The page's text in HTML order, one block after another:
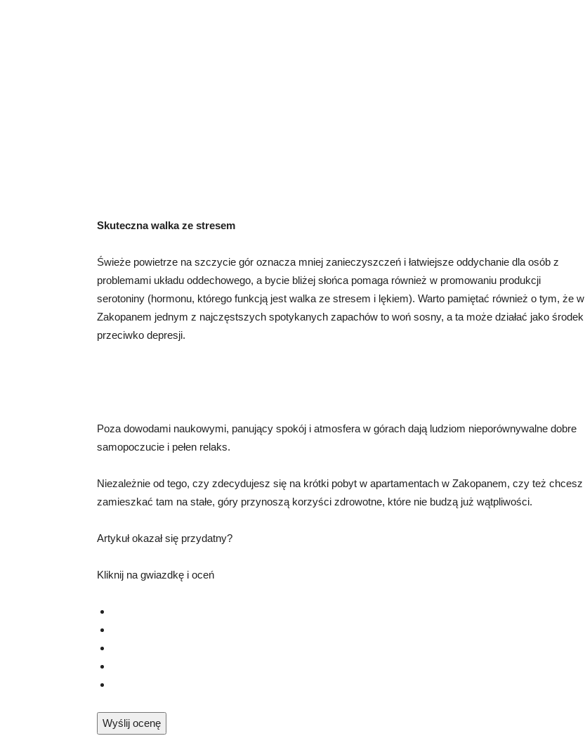
Skuteczna walka ze stresem
Świeże powietrze na szczycie gór oznacza mniej zanieczyszczeń i łatwiejsze oddychanie dla osób z
problemami układu oddechowego, a bycie bliżej słońca pomaga również w promowaniu produkcji
serotoniny (hormonu, którego funkcją jest walka ze stresem i lękiem). Warto pamiętać również o tym, że w
Zakopanem jednym z najczęstszych spotykanych zapachów to woń sosny, a ta może działać jako środek
przeciwko depresji.
Poza dowodami naukowymi, panujący spokój i atmosfera w górach dają ludziom nieporównywalne dobre
samopoczucie i pełen relaks.
Niezależnie od tego, czy zdecydujesz się na krótki pobyt w apartamentach w Zakopanem, czy też chcesz
zamieszkać tam na stałe, góry przynoszą korzyści zdrowotne, które nie budzą już wątpliwości.
Artykuł okazał się przydatny?
Kliknij na gwiazdkę i oceń
Wyślij ocenę